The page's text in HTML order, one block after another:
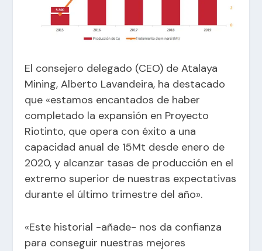
El consejero delegado (CEO) de Atalaya
Mining, Alberto Lavandeira, ha destacado
que «estamos encantados de haber
completado la expansión en Proyecto
Riotinto, que opera con éxito a una
capacidad anual de 15Mt desde enero de
2020, y alcanzar tasas de producción en el
extremo superior de nuestras expectativas
durante el último trimestre del año».
«Este historial -añade- nos da confianza
para conseguir nuestras mejores